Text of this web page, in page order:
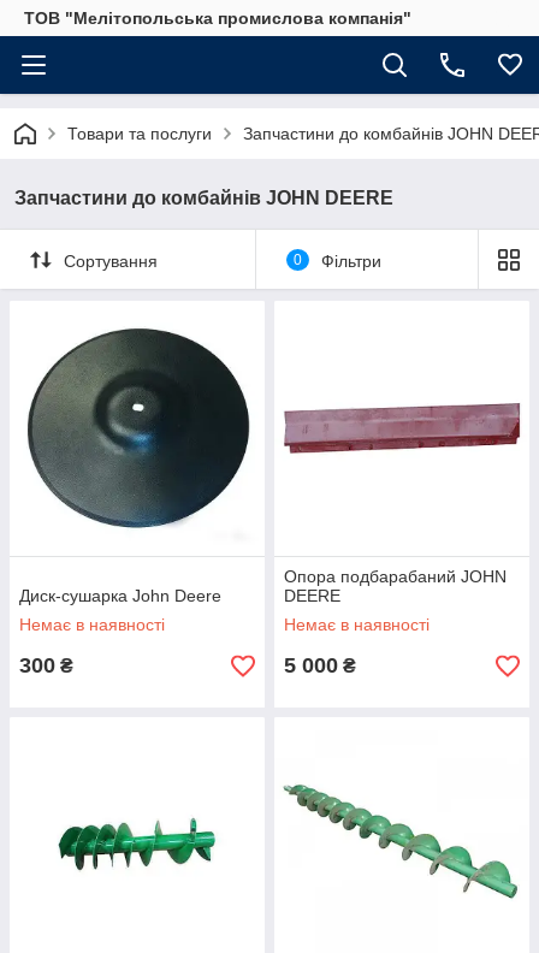
ТОВ "Мелітопольська промислова компанія"
Товари та послуги Запчастини до комбайнів JOHN
Запчастини до комбайнів JOHN DEERE
Сортування 0 Фільтри
Диск-сушарка John Deere
Немає в наявності
300 ₴
Опора подбарабаний JOHN
DEERE
Немає в наявності
5 000 ₴